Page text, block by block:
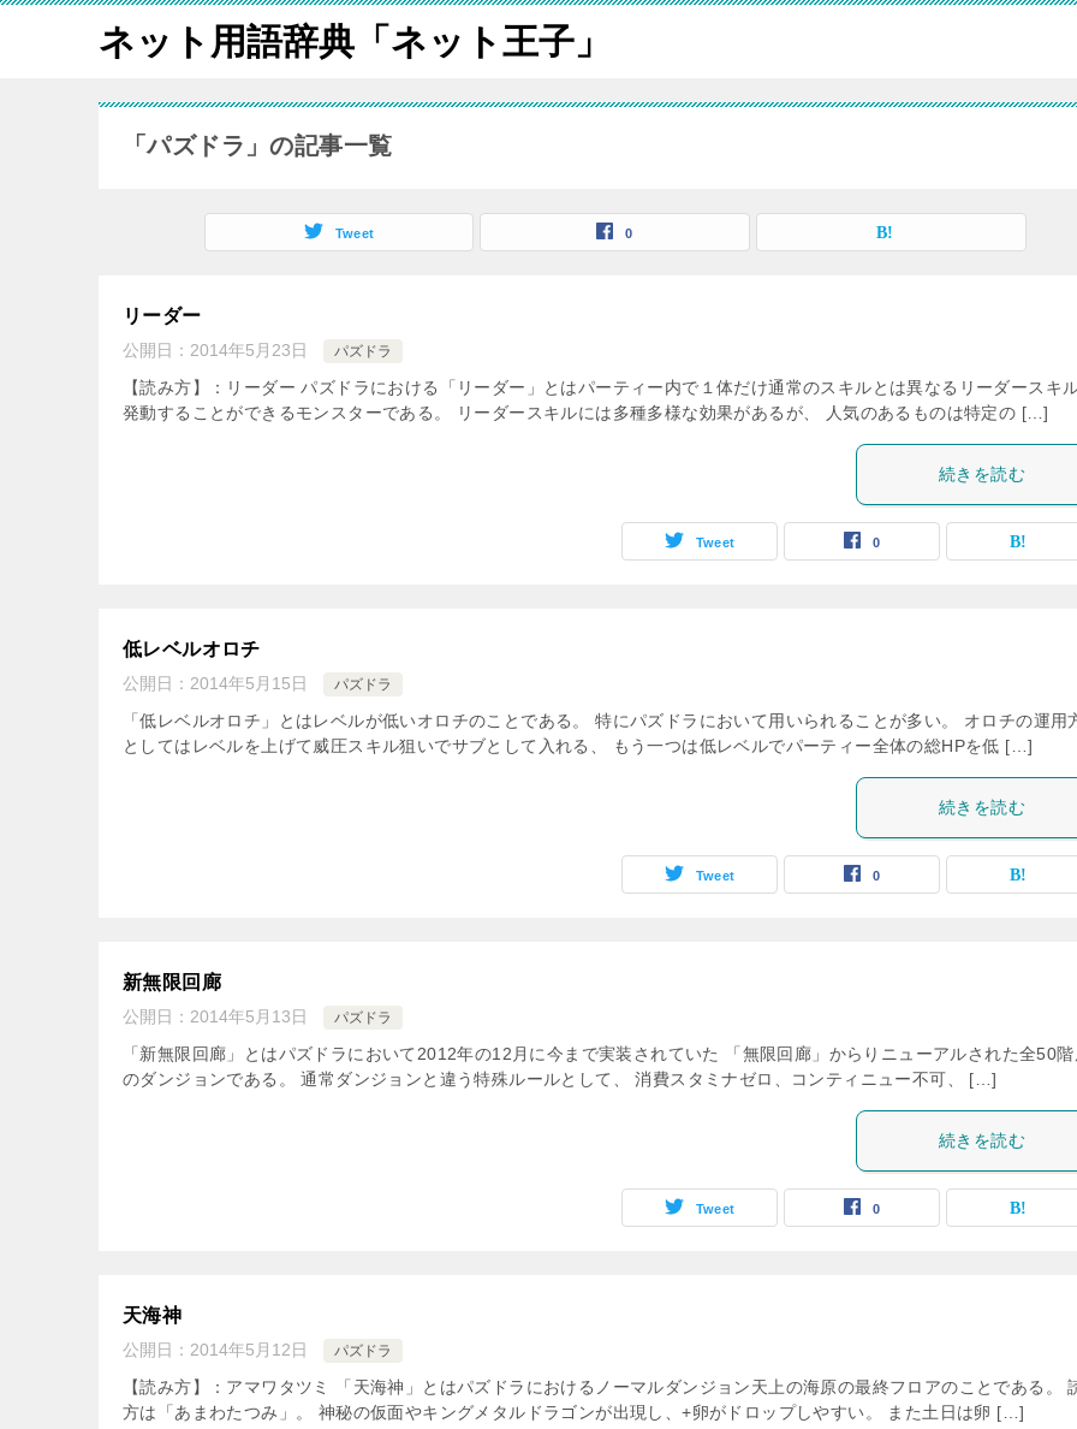
ネット用語辞典「ネット王子」
「パズドラ」の記事一覧
Tweet 0
リーダー
公開日： 2014年5月23日 パズドラ
【読み方】：リーダー パズドラにおける「リーダー」とはパーティー内で１体だけ通常のスキルとは異なるリーダースキ
発動することができるモンスターである。 リーダースキルには多種多様な効果があるが、 人気のあるものは特定の […]
続きを読む
Tweet 0
低レベルオロチ
公開日： 2014年5月15日 パズドラ
「低レベルオロチ」とはレベルが低いオロチのことである。 特にパズドラにおいて用いられることが多い。 オロチの運用
としてはレベルを上げて威圧スキル狙いでサブとして入れる、 もう一つは低レベルでパーティー全体の総HPを低 […]
続きを読む
Tweet 0
新無限回廊
公開日： 2014年5月13日 パズドラ
「新無限回廊」とはパズドラにおいて2012年の12月に今まで実装されていた 「無限回廊」からりニューアルされた全50
のダンジョンである。 通常ダンジョンと違う特殊ルールとして、 消費スタミナゼロ、コンティニュー不可、 […]
続きを読む
Tweet 0
天海神
公開日： 2014年5月12日 パズドラ
【読み方】：アマワタツミ 「天海神」とはパズドラにおけるノーマルダンジョン天上の海原の最終フロアのことである。
方は「あまわたつみ」。 神秘の仮面やキングメタルドラゴンが出現し、+卵がドロップしやすい。 また土日は卵 […]